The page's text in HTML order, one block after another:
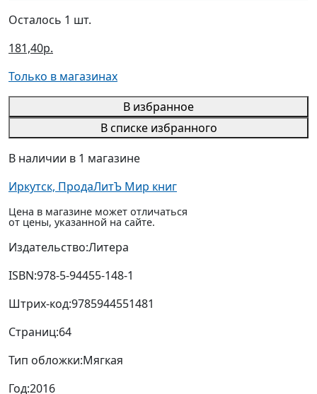
Осталось 1 шт.
181,40р.
Только в магазинах
В избранное
В списке избранного
В наличии в 1 магазине
Иркутск, ПродаЛитЪ Мир книг
Цена в магазине может отличаться
от цены, указанной на сайте.
Издательство:Литера
ISBN:978-5-94455-148-1
Штрих-код:9785944551481
Страниц:64
Тип обложки:Мягкая
Год:2016